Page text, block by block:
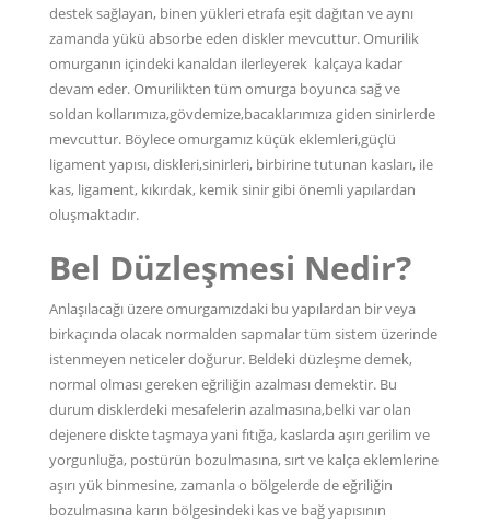
destek sağlayan, binen yükleri etrafa eşit dağıtan ve aynı
zamanda yükü absorbe eden diskler mevcuttur. Omurilik
omurganın içindeki kanaldan ilerleyerek kalçaya kadar
devam eder. Omurilikten tüm omurga boyunca sağ ve
soldan kollarımıza,gövdemize,bacaklarımıza giden sinirlerde
mevcuttur. Böylece omurgamız küçük eklemleri,güçlü
ligament yapısı, diskleri,sinirleri, birbirine tutunan kasları, ile
kas, ligament, kıkırdak, kemik sinir gibi önemli yapılardan
oluşmaktadır.
Bel Düzleşmesi Nedir?
Anlaşılacağı üzere omurgamızdaki bu yapılardan bir veya
birkaçında olacak normalden sapmalar tüm sistem üzerinde
istenmeyen neticeler doğurur. Beldeki düzleşme demek,
normal olması gereken eğriliğin azalması demektir. Bu
durum disklerdeki mesafelerin azalmasına,belki var olan
dejenere diskte taşmaya yani fıtığa, kaslarda aşırı gerilim ve
yorgunluğa, postürün bozulmasına, sırt ve kalça eklemlerine
aşırı yük binmesine, zamanla o bölgelerde de eğriliğin
bozulmasına karın bölgesindeki kas ve bağ yapısının